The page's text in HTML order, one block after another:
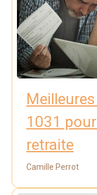
1031
retraite
Camille Perrot